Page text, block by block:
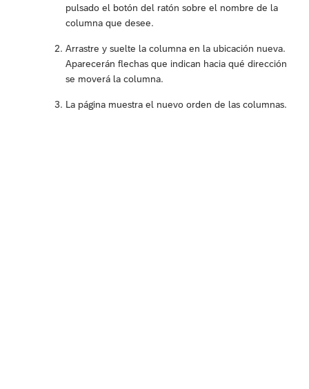
pulsado el botón del ratón sobre el nombre de la
columna que desee.
Arrastre y suelte la columna en la ubicación nueva.
Aparecerán flechas que indican hacia qué dirección
se moverá la columna.
La página muestra el nuevo orden de las columnas.